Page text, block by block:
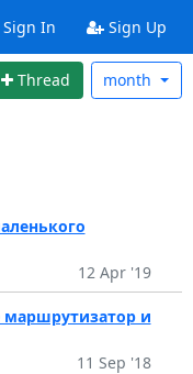
In Sign Up
Thread month
12 Apr '19
и
11 Sep '18